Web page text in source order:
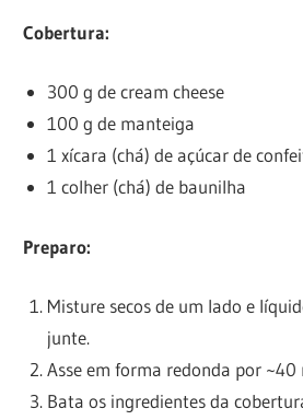
Cobertura:
300 g de cream cheese
100 g de manteiga
1 xícara (chá) de açúcar de
1 colher (chá) de baunilha
Preparo:
Misture secos de um lado e
junte.
Asse em forma redonda por ~40
Bata os ingredientes da